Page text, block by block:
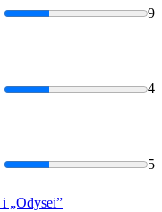
9
4
5
„Odysei”